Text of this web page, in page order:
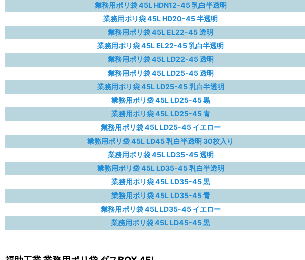
業務用ポリ袋 45L HDN12-45 乳白半透明
業務用ポリ袋 45L HD20-45 半透明
業務用ポリ袋 45L EL22-45 透明
業務用ポリ袋 45L EL22-45 乳白半透明
業務用ポリ袋 45L LD22-45 透明
業務用ポリ袋 45L LD25-45 透明
業務用ポリ袋 45L LD25-45 乳白半透明
業務用ポリ袋 45L LD25-45 黒
業務用ポリ袋 45L LD25-45 青
業務用ポリ袋 45L LD25-45 イエロー
業務用ポリ袋 45L LD45 乳白半透明 30枚入り
業務用ポリ袋 45L LD35-45 透明
業務用ポリ袋 45L LD35-45 乳白半透明
業務用ポリ袋 45L LD35-45 黒
業務用ポリ袋 45L LD35-45 青
業務用ポリ袋 45L LD35-45 イエロー
業務用ポリ袋 45L LD45-45 黒